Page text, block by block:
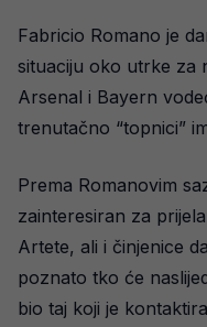
Fabricio Romano je
situaciju oko utrke za
Arsenal i Bayern
trenutačno “topnici”
Prema Romanovim
zainteresiran za
Artete, ali i činjenice
poznato tko će
bio taj koji je